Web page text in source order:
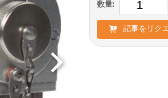
数量:
記事をリク